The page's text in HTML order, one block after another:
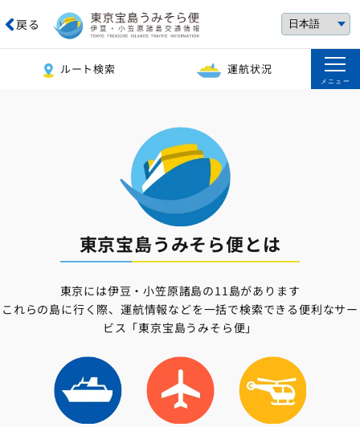
戻る
ルート検索 運航状況
メニュー
東京宝島うみそら便とは
東京には伊豆・小笠原諸島の11島があります
これらの島に行く際、運航情報などを一括で検索できる便利なサー
ビス「東京宝島うみそら便」